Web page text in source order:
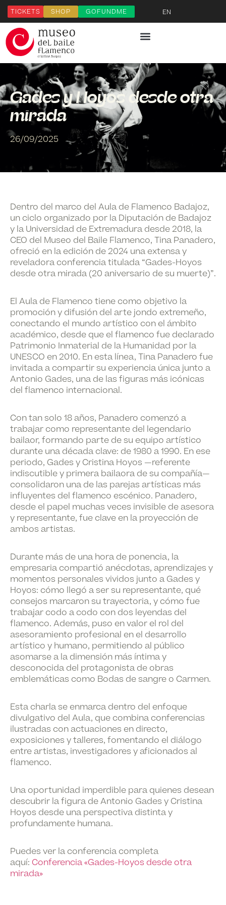
TICKETS SHOP GOFUNDME EN
Gades y Hoyos desde otra
mirada
26/09/2025
Dentro del marco del Aula de Flamenco Badajoz,
un ciclo organizado por la Diputación de Badajoz
y la Universidad de Extremadura desde 2018, la
CEO del Museo del Baile Flamenco, Tina Panadero,
ofreció en la edición de 2024 una extensa y
reveladora conferencia titulada “Gades-Hoyos
desde otra mirada (20 aniversario de su muerte)”.
El Aula de Flamenco tiene como objetivo la
promoción y difusión del arte jondo extremeño,
conectando el mundo artístico con el ámbito
académico, desde que el flamenco fue declarado
Patrimonio Inmaterial de la Humanidad por la
UNESCO en 2010. En esta línea, Tina Panadero fue
invitada a compartir su experiencia única junto a
Antonio Gades, una de las figuras más icónicas
del flamenco internacional.
Con tan solo 18 años, Panadero comenzó a
trabajar como representante del legendario
bailaor, formando parte de su equipo artístico
durante una década clave: de 1980 a 1990. En ese
periodo, Gades y Cristina Hoyos —referente
indiscutible y primera bailaora de su compañía—
consolidaron una de las parejas artísticas más
influyentes del flamenco escénico. Panadero,
desde el papel muchas veces invisible de asesora
y representante, fue clave en la proyección de
ambos artistas.
Durante más de una hora de ponencia, la
empresaria compartió anécdotas, aprendizajes y
momentos personales vividos junto a Gades y
Hoyos: cómo llegó a ser su representante, qué
consejos marcaron su trayectoria, y cómo fue
trabajar codo a codo con dos leyendas del
flamenco. Además, puso en valor el rol del
asesoramiento profesional en el desarrollo
artístico y humano, permitiendo al público
asomarse a la dimensión más íntima y
desconocida del protagonista de obras
emblemáticas como Bodas de sangre o Carmen.
Esta charla se enmarca dentro del enfoque
divulgativo del Aula, que combina conferencias
ilustradas con actuaciones en directo,
exposiciones y talleres, fomentando el diálogo
entre artistas, investigadores y aficionados al
flamenco.
Una oportunidad imperdible para quienes desean
descubrir la figura de Antonio Gades y Cristina
Hoyos desde una perspectiva distinta y
profundamente humana.
Puedes ver la conferencia completa
aquí: Conferencia «Gades-Hoyos desde otra
mirada»